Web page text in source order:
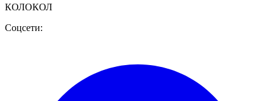
КОЛОКОЛ
Соцсети: